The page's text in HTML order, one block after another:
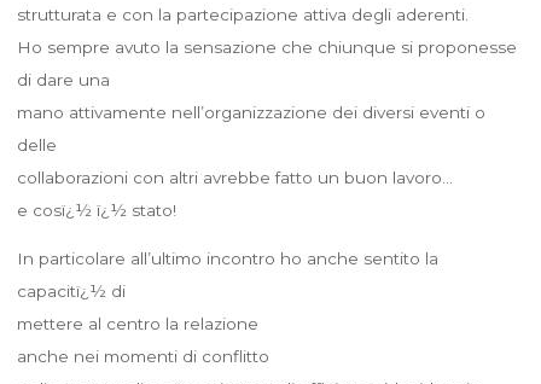
strutturata e con la partecipazione attiva degli aderenti.
Ho sempre avuto la sensazione che chiunque si proponesse
di dare una
mano attivamente nell’organizzazione dei diversi eventi o
delle
collaborazioni con altri avrebbe fatto un buon lavoro…
e cosï¿½ ï¿½ stato!
In particolare all’ultimo incontro ho anche sentito la
capacitï¿½ di
mettere al centro la relazione
anche nei momenti di conflitto